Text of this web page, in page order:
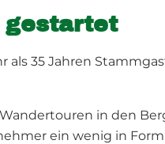
gestartet
35 Jahren
in den
ein wenig in